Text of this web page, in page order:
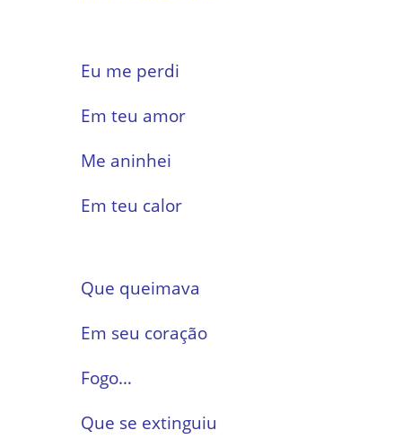
Eu me perdi
Em teu amor
Me aninhei
Em teu calor
Que queimava
Em seu coração
Fogo…
Que se extinguiu